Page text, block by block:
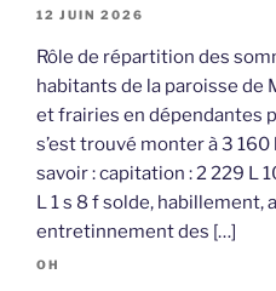
12 JUIN 2026
Rôle de répartition des
habitants de la paroisse de
et frairies en dépendantes
s’est trouvé monter à 3
savoir : capitation : 2 229 L
L 1 s 8 f solde, habillement,
entretinnement des […]
OH